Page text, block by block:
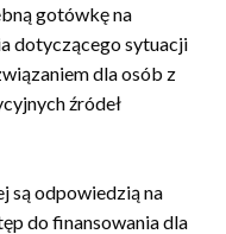
gotówkę na
dotyczącego sytuacji
dla osób z
źródeł
są odpowiedzią na
do finansowania dla